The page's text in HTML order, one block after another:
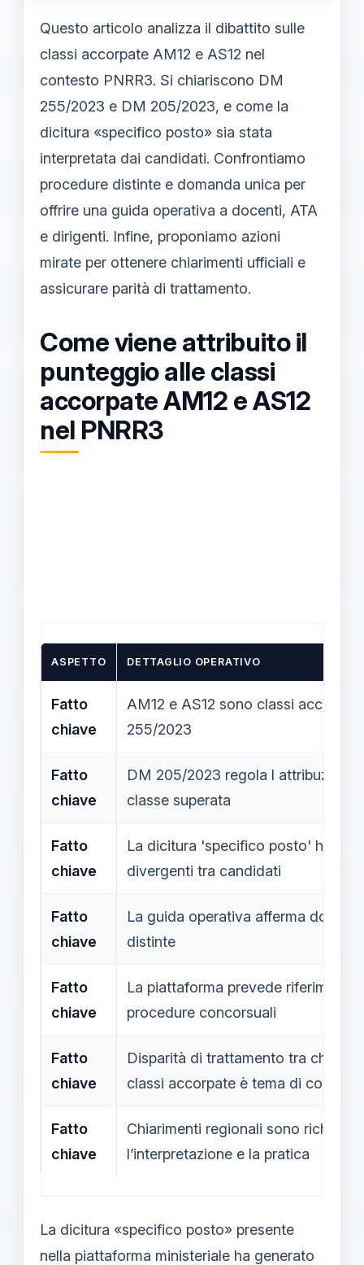
Questo articolo analizza il dibattito sulle
classi accorpate AM12 e AS12 nel
contesto PNRR3. Si chiariscono DM
255/2023 e DM 205/2023, e come la
dicitura «specifico posto» sia stata
interpretata dai candidati. Confrontiamo
procedure distinte e domanda unica per
offrire una guida operativa a docenti, ATA
e dirigenti. Infine, proponiamo azioni
mirate per ottenere chiarimenti ufficiali e
assicurare parità di trattamento.
Come viene attribuito il
punteggio alle classi
accorpate AM12 e AS12
nel PNRR3
ASPETTO DETTAGLIO OPERATIVO
Fatto
chiave
AM12 e AS12 sono classi
255/2023
Fatto
chiave
DM 205/2023 regola l attribuzione
classe superata
Fatto
chiave
La dicitura 'specifico posto' ha
divergenti tra candidati
Fatto
chiave
La guida operativa afferma
distinte
Fatto
chiave
La piattaforma prevede riferimenti
procedure concorsuali
Fatto
chiave
Disparità di trattamento tra chi ha
classi accorpate è tema di contesa
Fatto
chiave
Chiarimenti regionali sono richiesti
l’interpretazione e la pratica
La dicitura «specifico posto» presente
nella piattaforma ministeriale ha generato